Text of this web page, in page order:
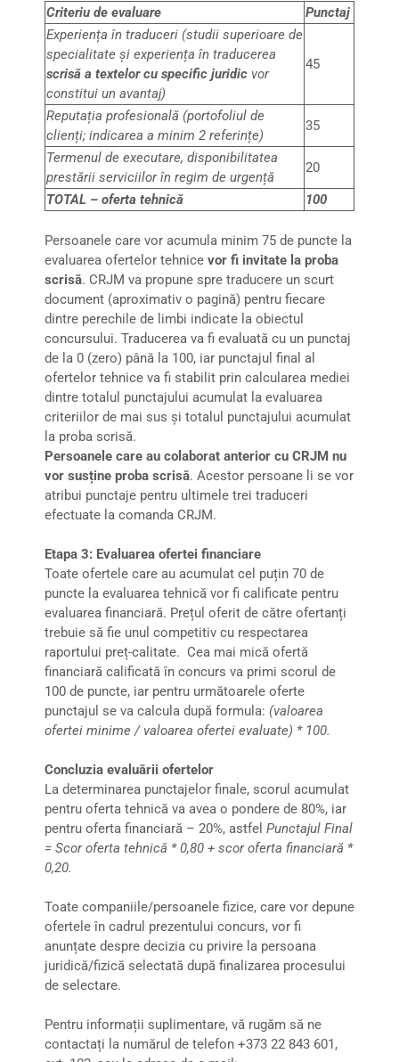
Criteriu de evaluare
Punctaj
Experiența în traduceri (studii superioare de
specialitate și experiența în traducerea
scrisă a textelor cu specific juridic vor
constitui un avantaj)
45
Reputația profesională (portofoliul de
clienți; indicarea a minim 2 referințe)
35
Termenul de executare, disponibilitatea
prestării serviciilor în regim de urgență
20
TOTAL – oferta tehnică
100
Persoanele care vor acumula minim 75 de puncte la
evaluarea ofertelor tehnice vor fi invitate la proba
scrisă. CRJM va propune spre traducere un scurt
document (aproximativ o pagină) pentru fiecare
dintre perechile de limbi indicate la obiectul
concursului. Traducerea va fi evaluată cu un punctaj
de la 0 (zero) până la 100, iar punctajul final al
ofertelor tehnice va fi stabilit prin calcularea mediei
dintre totalul punctajului acumulat la evaluarea
criteriilor de mai sus și totalul punctajului acumulat
la proba scrisă.
Persoanele care au colaborat anterior cu CRJM nu
vor susține proba scrisă. Acestor persoane li se vor
atribui punctaje pentru ultimele trei traduceri
efectuate la comanda CRJM.
Etapa 3: Evaluarea ofertei financiare
Toate ofertele care au acumulat cel puțin 70 de
puncte la evaluarea tehnică vor fi calificate pentru
evaluarea financiară. Prețul oferit de către ofertanți
trebuie să fie unul competitiv cu respectarea
raportului preț-calitate. Cea mai mică ofertă
financiară calificată în concurs va primi scorul de
100 de puncte, iar pentru următoarele oferte
punctajul se va calcula după formula: (valoarea
ofertei minime / valoarea ofertei evaluate) * 100.
Concluzia evaluării ofertelor
La determinarea punctajelor finale, scorul acumulat
pentru oferta tehnică va avea o pondere de 80%, iar
pentru oferta financiară – 20%, astfel Punctajul Final
= Scor oferta tehnică * 0,80 + scor oferta financiară *
0,20.
Toate companiile/persoanele fizice, care vor depune
ofertele în cadrul prezentului concurs, vor fi
anunțate despre decizia cu privire la persoana
juridică/fizică selectată după finalizarea procesului
de selectare.
Pentru informații suplimentare, vă rugăm să ne
contactați la numărul de telefon +373 22 843 601,